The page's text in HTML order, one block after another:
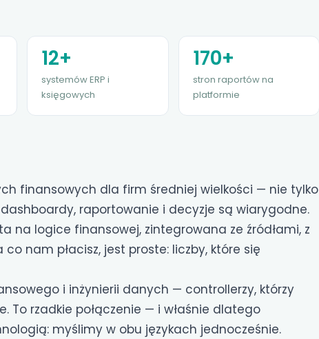
12+
systemów ERP i
księgowych
170+
stron raportów na
platformie
finansowych dla firm średniej wielkości — nie tylko
raportowanie i decyzje są wiarygodne.
na logice finansowej, zintegrowana ze źródłami, z
nam płacisz, jest proste: liczby, które się
i inżynierii danych — controllerzy, którzy
To rzadkie połączenie — i właśnie dlatego
myślimy w obu językach jednocześnie.